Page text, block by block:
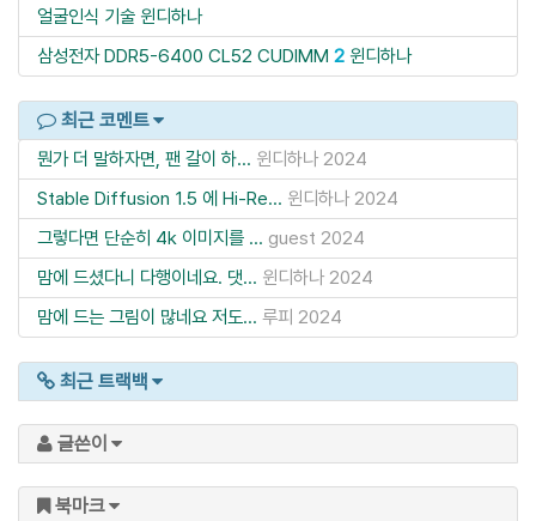
얼굴인식 기술 윈디하나
삼성전자 DDR5-6400 CL52 CUDIMM 2 윈디하나
최근 코멘트
뭔가 더 말하자면, 팬 갈이 하... 윈디하나 2024
Stable Diffusion 1.5 에 Hi-Re... 윈디하나 2024
그렇다면 단순히 4k 이미지를 ... guest 2024
맘에 드셨다니 다행이네요. 댓... 윈디하나 2024
맘에 드는 그림이 많네요 저도... 루피 2024
최근 트랙백
글쓴이
북마크